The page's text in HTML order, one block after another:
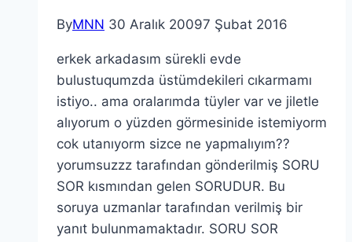
ByMNN 30 Aralık 20097 Şubat 2016
erkek arkadasım sürekli evde
bulustuqumzda üstümdekileri cıkarmamı
istiyo.. ama oralarımda tüyler var ve jiletle
alıyorum o yüzden görmesinide istemiyorm
cok utanıyorm sizce ne yapmalıyım??
yorumsuzzz tarafından gönderilmiş SORU
SOR kısmından gelen SORUDUR. Bu
soruya uzmanlar tarafından verilmiş bir
yanıt bulunmamaktadır. SORU SOR